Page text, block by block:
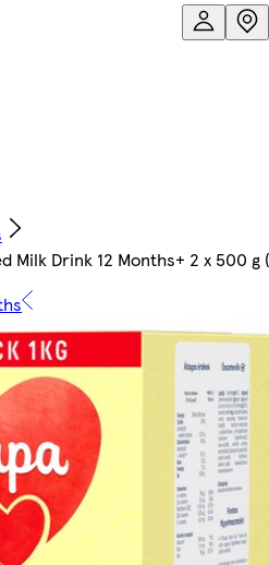
Milk Drink 12 Months+ 2 x 500 g